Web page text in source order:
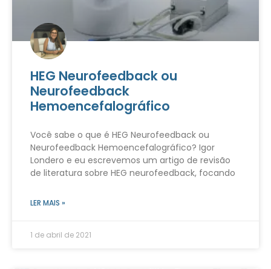
HEG Neurofeedback ou
Neurofeedback
Hemoencefalográfico
Você sabe o que é HEG Neurofeedback ou
Neurofeedback Hemoencefalográfico? Igor
Londero e eu escrevemos um artigo de revisão
de literatura sobre HEG neurofeedback, focando
LER MAIS »
1 de abril de 2021